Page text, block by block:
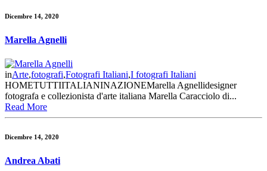
Dicembre 14, 2020
Marella Agnelli
inArte,fotografi,Fotografi Italiani,I fotografi Italiani
HOMETUTTIITALIANINAZIONEMarella Agnellidesigner
fotografa e collezionista d'arte italiana Marella Caracciolo di...
Read More
Dicembre 14, 2020
Andrea Abati